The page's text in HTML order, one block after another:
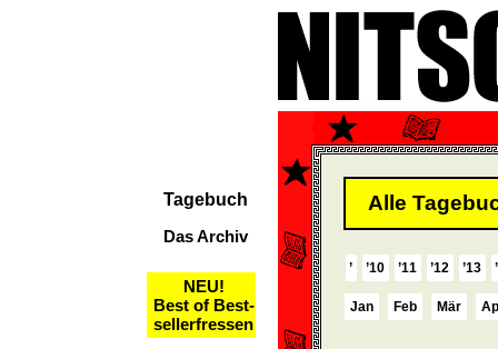
Tagebuch
Das Archiv
NEU!
Best of Best-
sellerfressen
Alle
’ ’10 ’11 ’12 ’13
Jan Feb Mär